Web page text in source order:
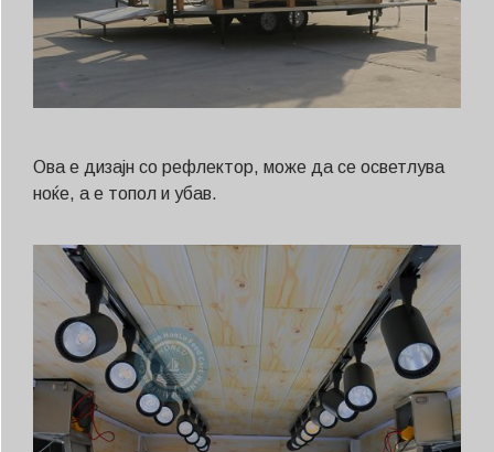
Ова е дизајн со рефлектор, може да се осветлува
ноќе, а е топол и убав.